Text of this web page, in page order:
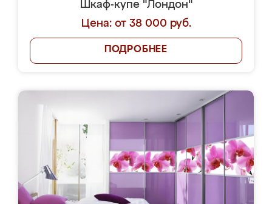
Шкаф-купе "Лондон"
Цена: от 38 000 руб.
ПОДРОБНЕЕ